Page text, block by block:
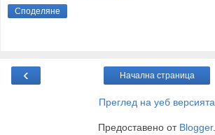
Споделяне
‹ Начална страница
Преглед на уеб версията
Предоставено от Blogger.